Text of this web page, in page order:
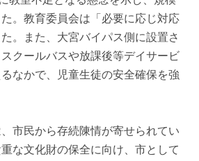
。教育委員会は「必要に応じ対応
。また、大宮バイパス側に設置さ
クールバスや放課後等デイサービ
なかで、児童生徒の安全確保を強
市民から存続陳情が寄せられてい
な文化財の保全に向け、市として